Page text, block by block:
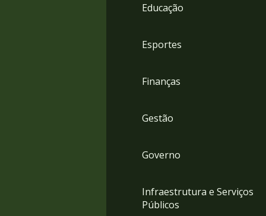
Educação
Esportes
Finanças
Gestão
Governo
Infraestrutura e Serviços
Públicos